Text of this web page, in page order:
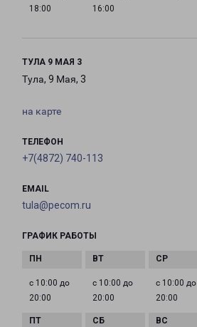
18:00
16:00
ТУЛА 9 МАЯ 3
Тула, 9 Мая, 3
на карте
ТЕЛЕФОН
+7(4872) 740-113
EMAIL
tula@pecom.ru
ГРАФИК РАБОТЫ
с 10:00 до
20:00
с 10:00 до
20:00
с 10:00 до
20:00